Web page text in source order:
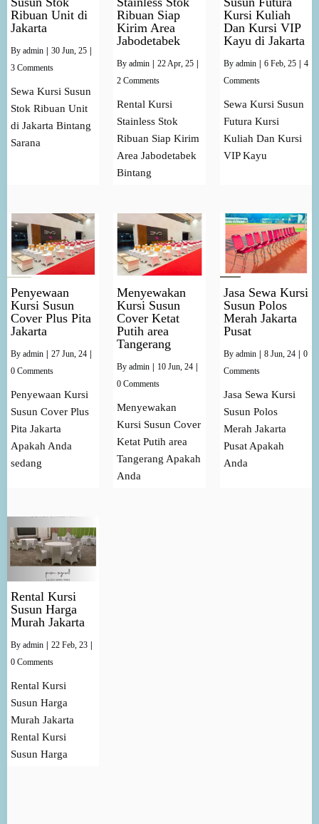
Ribuan Unit di
Jakarta
By admin | 30 Jun, 25 |
3 Comments
Sewa Kursi Susun
Stok Ribuan Unit
di Jakarta Bintang
Sarana
Ribuan Siap
Kirim Area
Jabodetabek
Byadmin | 22 Apr, 25 |
2 Comments
Rental Kursi
Stainless Stok
Ribuan Siap Kirim
Area Jabodetabek
Bintang
Kursi Kuliah
Dan Kursi VIP
Kayu di Jakarta
By admin | 6 Feb, 25 | 4
Comments
Sewa Kursi Susun
Futura Kursi
Kuliah Dan Kursi
VIP Kayu
Penyewaan
Kursi Susun
Cover Plus Pita
Jakarta
By admin 27 Jun, 24
0 Comments
Penyewaan Kursi
Susun Cover Plus
Pita Jakarta
Apakah Anda
sedang
Menyewakan
Kursi Susun
Cover Ketat
Putih area
Tangerang
Byadmin 10 Jun, 24
0 Comments
Menyewakan
Kursi Susun Cover
Ketat Putih area
Tangerang Apakah
Anda
Jasa Sewa Kursi
Susun Polos
Merah Jakarta
Pusat
By admin 8 Jun, 24
0
Comments
Jasa Sewa Kursi
Susun Polos
Merah Jakarta
Pusat Apakah
Anda
Rental Kursi
Susun Harga
Murah Jakarta
By admin | 22 Feb, 23 |
0 Comments
Rental Kursi
Susun Harga
Murah Jakarta
Rental Kursi
Susun Harga